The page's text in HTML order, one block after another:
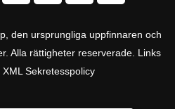
den ursprungliga uppfinnaren och
Alla rättigheter reserverade. Links
XML Sekretesspolicy